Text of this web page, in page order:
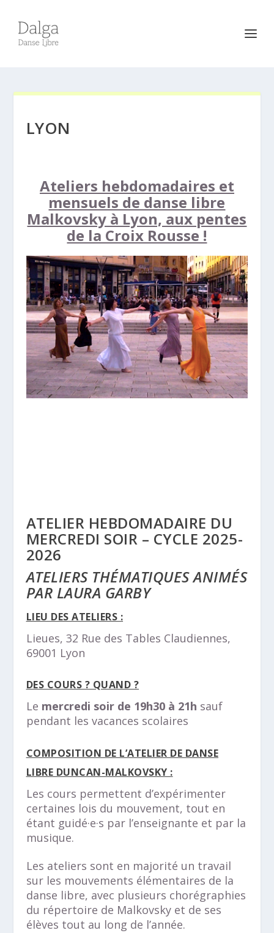
LYON
Ateliers hebdomadaires et
mensuels de danse libre
Malkovsky à Lyon, aux pentes
de la Croix Rousse !
ATELIER HEBDOMADAIRE DU
MERCREDI SOIR – CYCLE 2025-
2026
ATELIERS THÉMATIQUES ANIMÉS
PAR LAURA GARBY
LIEU DES ATELIERS :
Lieues, 32 Rue des Tables Claudiennes,
69001 Lyon
DES COURS ? QUAND ?
Le mercredi soir de 19h30 à 21h sauf
pendant les vacances scolaires
COMPOSITION DE L’ATELIER DE DANSE
LIBRE DUNCAN-MALKOVSKY :
Les cours permettent d’expérimenter
certaines lois du mouvement, tout en
étant guidé·e·s par l’enseignante et par la
musique.
Les ateliers sont en majorité un travail
sur les mouvements élémentaires de la
danse libre, avec plusieurs chorégraphies
du répertoire de Malkovsky et de ses
élèves tout au long de l’année.